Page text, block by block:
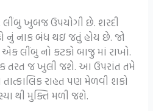
લીંબુ ખુબજ ઉપયોગી છે. શરદી
નું નાક બંધ થઇ જતું હોય છે. જો
લીંબુ નો કટકો બાજુ માં રાખો.
તરત જ ખુલી જશે. આ ઉપરાંત તમે
રાહત પણ મેળવી શકો
થી મુક્તિ મળી જશે.